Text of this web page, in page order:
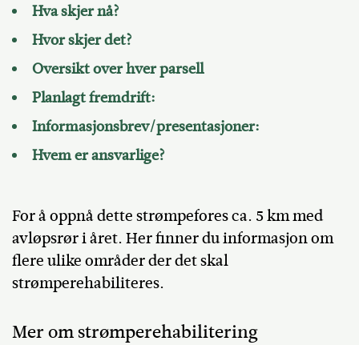
Hva skjer nå?
Hvor skjer det?
Oversikt over hver parsell
Planlagt fremdrift:
Informasjonsbrev/presentasjoner:
Hvem er ansvarlige?
For å oppnå dette strømpefores ca. 5 km med
avløpsrør i året. Her finner du informasjon om
flere ulike områder der det skal
strømperehabiliteres.
Mer om strømperehabilitering